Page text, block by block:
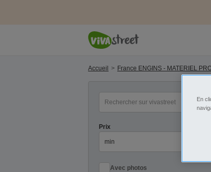
Accueil France ENGINS - MATERIEL
Prix
Avec photos
En